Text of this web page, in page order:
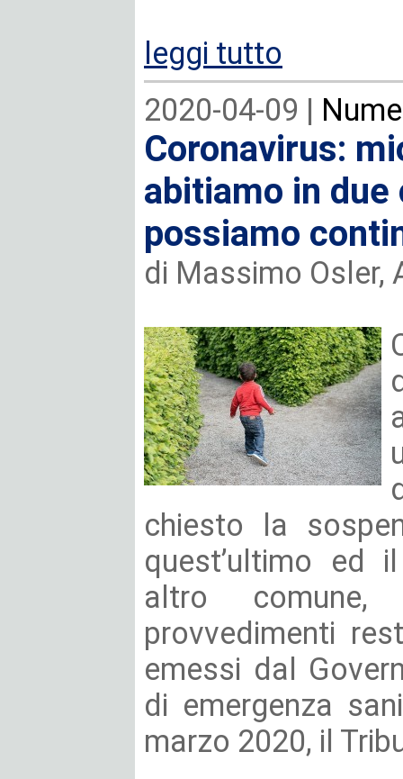
leggi tutto
2020-04-09 |
Coronavirus:
abitiamo in
possiamo
di Massimo Osler,
chiesto la
quest’ultimo ed
altro
provvedimenti
emessi dal
di emergenza
marzo 2020, il